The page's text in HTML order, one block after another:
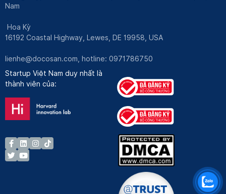
Nam
Hoa Kỳ
16192 Coastal Highway, Lewes, DE 19958, USA
lienhe@docosan.com , hotline: 0971786750
Startup Việt Nam duy nhất là
thành viên của: